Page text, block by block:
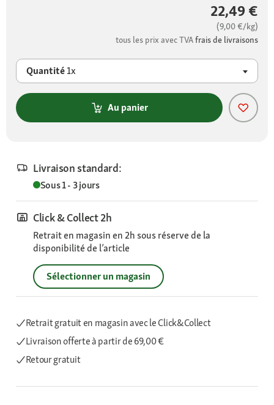
22,49 €
(9,00 €/kg)
tous les prix avec TVAfrais de livraisons
Quantité1x
Au panier
Livraison standard:
Sous 1 - 3 jours
Click & Collect 2h
Retrait en magasin en 2h sous réserve de la
disponibilité de l’article
Sélectionner un magasin
Retrait gratuit en magasin avec le Click&Collect
Livraison offerteà partir de 69,00 €
Retour gratuit